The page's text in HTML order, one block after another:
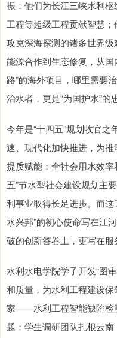
振：他们为长江三峡水利
工程等超级工程贡献智慧；
攻克深海探测的诸多世界
能源合作到生态修复，从
路”的海外项目，哪里需要
治水者，更是“为国护水”的
今年是“十四五”规划收官
速、现代化加快推进，为
提质赋能；全社会用水效
五”节水型社会建设规划主
利事业取得长足进步。而
水兴邦”的初心使命写在江
破的创新答卷上，更写在
水利水电学院学子开发“图
和质量，为水利工程建设保
家——水利工程智能缺陷检
题；学生调研团队扎根云